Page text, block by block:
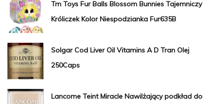
Tm Toys Fur Balls Blossom Bunnies Tajemniczy
Króliczek Kolor Niespodzianka Fur635B
Solgar Cod Liver Oil Vitamins A D Tran Olej
250Caps
Lancome Teint Miracle Nawilżający podkład do